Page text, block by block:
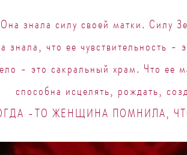
знала силу своей матки. Силу
знала, что ее чувствительность
- это сакральный храм. Что ее
способна исцелять, рождать,
-ТО ЖЕНЩИНА ПОМНИЛА,